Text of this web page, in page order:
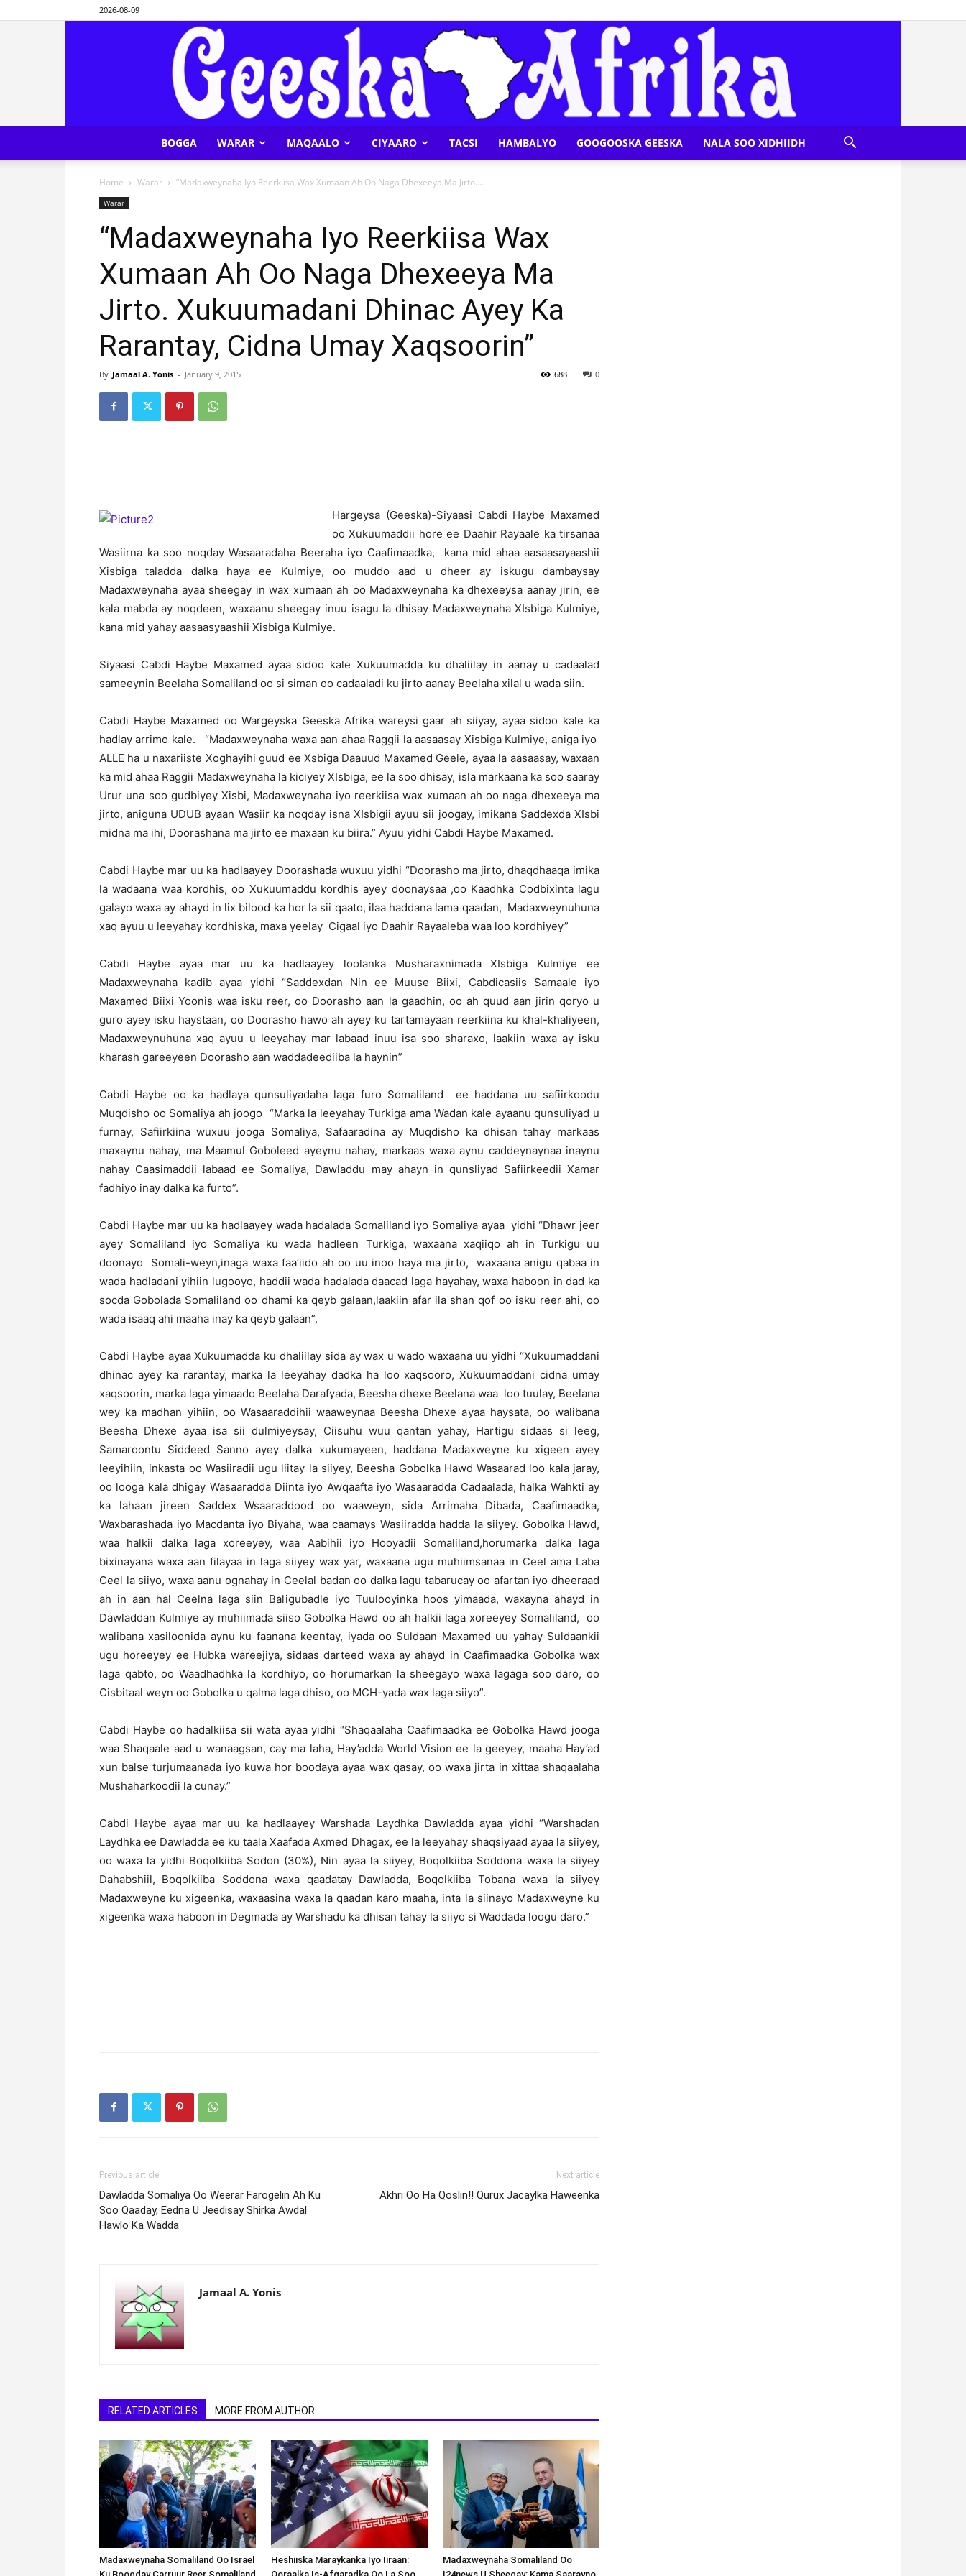
2026-08-09
Newspaper
BOGGA WARAR MAQAALO CIYAARO TACSI HAMBALYO GOOGOOSKA GEESKA NALA SOO XIDHIIDH
Home Warar “Madaxweynaha Iyo Reerkiisa Wax Xumaan Ah Oo Naga Dhexeeya Ma Jirto....
Warar
“Madaxweynaha Iyo Reerkiisa Wax
Xumaan Ah Oo Naga Dhexeeya Ma
Jirto. Xukuumadani Dhinac Ayey Ka
Rarantay, Cidna Umay Xaqsoorin”
By Jamaal A. Yonis - January 9, 2015 0
688
Hargeysa (Geeska)-Siyaasi Cabdi Haybe Maxamed
oo Xukuumaddii hore ee Daahir Rayaale ka tirsanaa
Wasiirna ka soo noqday Wasaaradaha Beeraha iyo Caafimaadka, kana mid ahaa aasaasayaashii
Xisbiga taladda dalka haya ee Kulmiye, oo muddo aad u dheer ay iskugu dambaysay
Madaxweynaha ayaa sheegay in wax xumaan ah oo Madaxweynaha ka dhexeeysa aanay jirin, ee
kala mabda ay noqdeen, waxaanu sheegay inuu isagu la dhisay Madaxweynaha XIsbiga Kulmiye,
kana mid yahay aasaasyaashii Xisbiga Kulmiye.
Siyaasi Cabdi Haybe Maxamed ayaa sidoo kale Xukuumadda ku dhaliilay in aanay u cadaalad
sameeynin Beelaha Somaliland oo si siman oo cadaaladi ku jirto aanay Beelaha xilal u wada siin.
Cabdi Haybe Maxamed oo Wargeyska Geeska Afrika wareysi gaar ah siiyay, ayaa sidoo kale ka
hadlay arrimo kale. “Madaxweynaha waxa aan ahaa Raggii la aasaasay Xisbiga Kulmiye, aniga iyo
ALLE ha u naxariiste Xoghayihi guud ee Xsbiga Daauud Maxamed Geele, ayaa la aasaasay, waxaan
ka mid ahaa Raggii Madaxweynaha la kiciyey XIsbiga, ee la soo dhisay, isla markaana ka soo saaray
Urur una soo gudbiyey Xisbi, Madaxweynaha iyo reerkiisa wax xumaan ah oo naga dhexeeya ma
jirto, aniguna UDUB ayaan Wasiir ka noqday isna XIsbigii ayuu sii joogay, imikana Saddexda XIsbi
midna ma ihi, Doorashana ma jirto ee maxaan ku biira.” Ayuu yidhi Cabdi Haybe Maxamed.
Cabdi Haybe mar uu ka hadlaayey Doorashada wuxuu yidhi “Doorasho ma jirto, dhaqdhaaqa imika
la wadaana waa kordhis, oo Xukuumaddu kordhis ayey doonaysaa ,oo Kaadhka Codbixinta lagu
galayo waxa ay ahayd in lix bilood ka hor la sii qaato, ilaa haddana lama qaadan, Madaxweynuhuna
xaq ayuu u leeyahay kordhiska, maxa yeelay Cigaal iyo Daahir Rayaaleba waa loo kordhiyey”
Cabdi Haybe ayaa mar uu ka hadlaayey loolanka Musharaxnimada XIsbiga Kulmiye ee
Madaxweynaha kadib ayaa yidhi “Saddexdan Nin ee Muuse Biixi, Cabdicasiis Samaale iyo
Maxamed Biixi Yoonis waa isku reer, oo Doorasho aan la gaadhin, oo ah quud aan jirin qoryo u
guro ayey isku haystaan, oo Doorasho hawo ah ayey ku tartamayaan reerkiina ku khal-khaliyeen,
Madaxweynuhuna xaq ayuu u leeyahay mar labaad inuu isa soo sharaxo, laakiin waxa ay isku
kharash gareeyeen Doorasho aan waddadeediiba la haynin”
Cabdi Haybe oo ka hadlaya qunsuliyadaha laga furo Somaliland ee haddana uu safiirkoodu
Muqdisho oo Somaliya ah joogo “Marka la leeyahay Turkiga ama Wadan kale ayaanu qunsuliyad u
furnay, Safiirkiina wuxuu jooga Somaliya, Safaaradina ay Muqdisho ka dhisan tahay markaas
maxaynu nahay, ma Maamul Goboleed ayeynu nahay, markaas waxa aynu caddeynaynaa inaynu
nahay Caasimaddii labaad ee Somaliya, Dawladdu may ahayn in qunsliyad Safiirkeedii Xamar
fadhiyo inay dalka ka furto”.
Cabdi Haybe mar uu ka hadlaayey wada hadalada Somaliland iyo Somaliya ayaa yidhi “Dhawr jeer
ayey Somaliland iyo Somaliya ku wada hadleen Turkiga, waxaana xaqiiqo ah in Turkigu uu
doonayo Somali-weyn,inaga waxa faa’iido ah oo uu inoo haya ma jirto, waxaana anigu qabaa in
wada hadladani yihiin lugooyo, haddii wada hadalada daacad laga hayahay, waxa haboon in dad ka
socda Gobolada Somaliland oo dhami ka qeyb galaan,laakiin afar ila shan qof oo isku reer ahi, oo
wada isaaq ahi maaha inay ka qeyb galaan”.
Cabdi Haybe ayaa Xukuumadda ku dhaliilay sida ay wax u wado waxaana uu yidhi “Xukuumaddani
dhinac ayey ka rarantay, marka la leeyahay dadka ha loo xaqsooro, Xukuumaddani cidna umay
xaqsoorin, marka laga yimaado Beelaha Darafyada, Beesha dhexe Beelana waa loo tuulay, Beelana
wey ka madhan yihiin, oo Wasaaraddihii waaweynaa Beesha Dhexe ayaa haysata, oo walibana
Beesha Dhexe ayaa isa sii dulmiyeysay, Ciisuhu wuu qantan yahay, Hartigu sidaas si leeg,
Samaroontu Siddeed Sanno ayey dalka xukumayeen, haddana Madaxweyne ku xigeen ayey
leeyihiin, inkasta oo Wasiiradii ugu liitay la siiyey, Beesha Gobolka Hawd Wasaarad loo kala jaray,
oo looga kala dhigay Wasaaradda Diinta iyo Awqaafta iyo Wasaaradda Cadaalada, halka Wahkti ay
ka lahaan jireen Saddex Wsaaraddood oo waaweyn, sida Arrimaha Dibada, Caafimaadka,
Waxbarashada iyo Macdanta iyo Biyaha, waa caamays Wasiiradda hadda la siiyey. Gobolka Hawd,
waa halkii dalka laga xoreeyey, waa Aabihii iyo Hooyadii Somaliland,horumarka dalka laga
bixinayana waxa aan filayaa in laga siiyey wax yar, waxaana ugu muhiimsanaa in Ceel ama Laba
Ceel la siiyo, waxa aanu ognahay in Ceelal badan oo dalka lagu tabarucay oo afartan iyo dheeraad
ah in aan hal Ceelna laga siin Baligubadle iyo Tuulooyinka hoos yimaada, waxayna ahayd in
Dawladdan Kulmiye ay muhiimada siiso Gobolka Hawd oo ah halkii laga xoreeyey Somaliland, oo
walibana xasiloonida aynu ku faanana keentay, iyada oo Suldaan Maxamed uu yahay Suldaankii
ugu horeeyey ee Hubka wareejiya, sidaas darteed waxa ay ahayd in Caafimaadka Gobolka wax
laga qabto, oo Waadhadhka la kordhiyo, oo horumarkan la sheegayo waxa lagaga soo daro, oo
Cisbitaal weyn oo Gobolka u qalma laga dhiso, oo MCH-yada wax laga siiyo”.
Cabdi Haybe oo hadalkiisa sii wata ayaa yidhi “Shaqaalaha Caafimaadka ee Gobolka Hawd jooga
waa Shaqaale aad u wanaagsan, cay ma laha, Hay’adda World Vision ee la geeyey, maaha Hay’ad
xun balse turjumaanada iyo kuwa hor boodaya ayaa wax qasay, oo waxa jirta in xittaa shaqaalaha
Mushaharkoodii la cunay.”
Cabdi Haybe ayaa mar uu ka hadlaayey Warshada Laydhka Dawladda ayaa yidhi “Warshadan
Laydhka ee Dawladda ee ku taala Xaafada Axmed Dhagax, ee la leeyahay shaqsiyaad ayaa la siiyey,
oo waxa la yidhi Boqolkiiba Sodon (30%), Nin ayaa la siiyey, Boqolkiiba Soddona waxa la siiyey
Dahabshiil, Boqolkiiba Soddona waxa qaadatay Dawladda, Boqolkiiba Tobana waxa la siiyey
Madaxweyne ku xigeenka, waxaasina waxa la qaadan karo maaha, inta la siinayo Madaxweyne ku
xigeenka waxa haboon in Degmada ay Warshadu ka dhisan tahay la siiyo si Waddada loogu daro.”
Previous article
Dawladda Somaliya Oo Weerar Farogelin Ah Ku
Soo Qaaday, Eedna U Jeedisay Shirka Awdal
Hawlo Ka Wadda
Next article
Akhri Oo Ha Qoslin!! Qurux Jacaylka Haweenka
Jamaal A. Yonis
RELATED ARTICLES MORE FROM AUTHOR
Madaxweynaha Somaliland Oo Israel
Ku Booqday Carruur Reer Somaliland
Heshiiska Maraykanka Iyo Iiraan:
Qoraalka Is-Afgaradka Oo La Soo
Madaxweynaha Somaliland Oo
I24news U Sheegay: Kama Saarayno